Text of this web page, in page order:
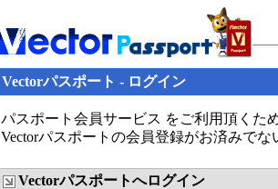
Vectorパスポート - ログイン
パスポート会員サービス をご利用頂くた
Vectorパスポートの会員登録がお済みで
Vectorパスポートへログイン